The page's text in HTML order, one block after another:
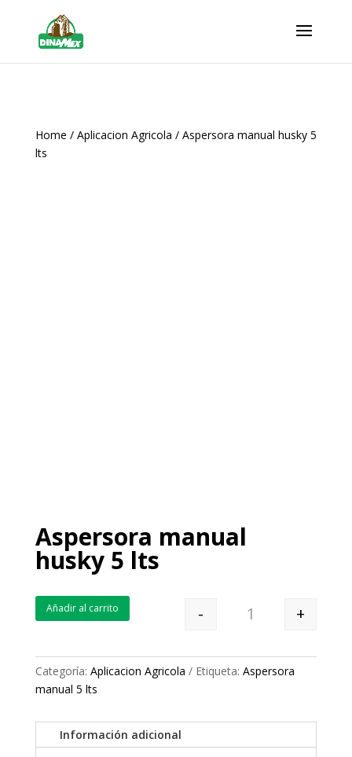
Home / Aplicacion Agricola / Aspersora manual husky 5
lts
Aspersora manual
husky 5 lts
Quantity
- +
Añadir al carrito
Categoría: Aplicacion Agricola Etiqueta: Aspersora
manual 5 lts
Información adicional